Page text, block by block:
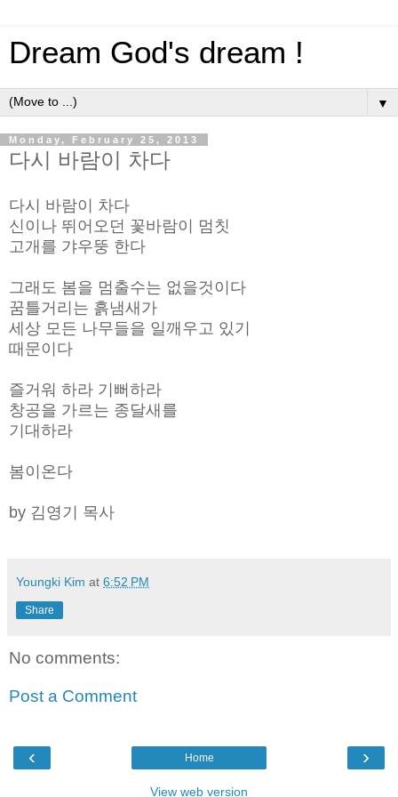
Dream God's dream !
▼
Monday, February 25, 2013
다시 바람이 차다
다시 바람이 차다
신이나 뛰어오던 꽃바람이 멈칫
고개를 갸우뚱 한다
그래도 봄을 멈출수는 없을것이다
꿈틀거리는 흙냄새가
세상 모든 나무들을 일깨우고 있기
때문이다
즐거워 하라 기뻐하라
창공을 가르는 종달새를
기대하라
봄이온다
by 김영기 목사
Youngki Kim at 6:52 PM
Share
No comments:
Post a Comment
‹ ›
Home
View web version